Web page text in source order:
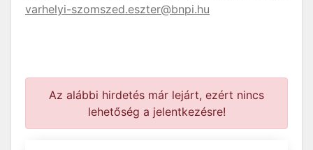
varhelyi-szomszed.eszter@bnpi.hu
Az alábbi hirdetés már lejárt, ezért nincs
lehetőség a jelentkezésre!